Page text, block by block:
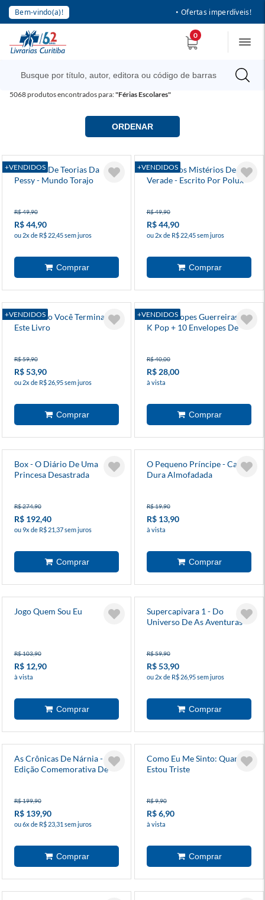
Bem-vindo(a)! • Ofertas imperdíveis!
0
5068produtos encontrados para:"Férias Escolares"
ORDENAR
+VENDIDOS
Caderno De Teorias Da
Pessy - Mundo Torajo
R$ 49,90
R$ 44,90
ou 2x de R$ 22,45 sem juros
+VENDIDOS
Diário Dos Mistérios De
Verade - Escrito Por Polux -
R$ 49,90
R$ 44,90
ou 2x de R$ 22,45 sem juros
+VENDIDOS
Eu Duvido Você Terminar
Este Livro
R$ 59,90
R$ 53,90
ou 2x de R$ 26,95 sem juros
+VENDIDOS
Kit Envelopes Guerreiras Do
K Pop + 10 Envelopes De
R$ 40,00
R$ 28,00
à vista
Box - O Diário De Uma
Princesa Desastrada
R$ 274,90
R$ 192,40
ou 9x de R$ 21,37 sem juros
O Pequeno Príncipe - Capa
Dura Almofadada
R$ 19,90
R$ 13,90
à vista
Jogo Quem Sou Eu
R$ 103,90
R$ 12,90
à vista
Supercapivara 1 - Do
Universo De As Aventuras
R$ 59,90
R$ 53,90
ou 2x de R$ 26,95 sem juros
As Crônicas De Nárnia -
Edição Comemorativa De
R$ 199,90
R$ 139,90
ou 6x de R$ 23,31 sem juros
Como Eu Me Sinto: Quando
Estou Triste
R$ 9,90
R$ 6,90
à vista